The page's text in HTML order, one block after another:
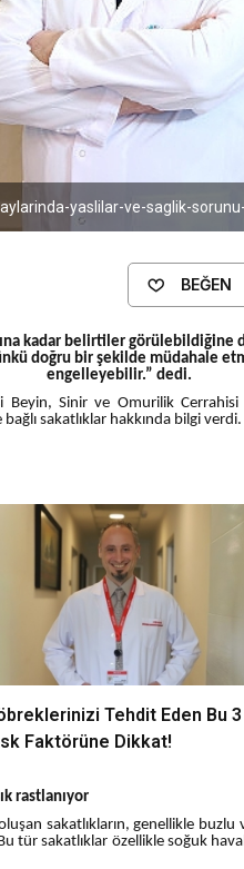
yaslilar-ve-saglik-
BEĞEN
kadar belirtiler görülebildiğine
doğru bir şekilde müdahale
engelleyebilir.” dedi.
Beyin, Sinir ve Omurilik
sakatlıklar hakkında bilgi verdi.
Tehdit Eden Bu 3
Faktörüne Dikkat!
rastlanıyor
sakatlıkların, genellikle
tür sakatlıklar özellikle soğuk